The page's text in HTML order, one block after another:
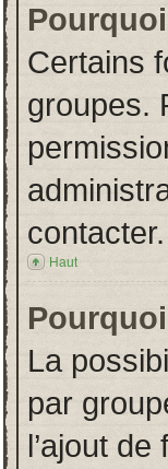
Certains
groupes.
contacter.
Haut
La
par
l’ajout